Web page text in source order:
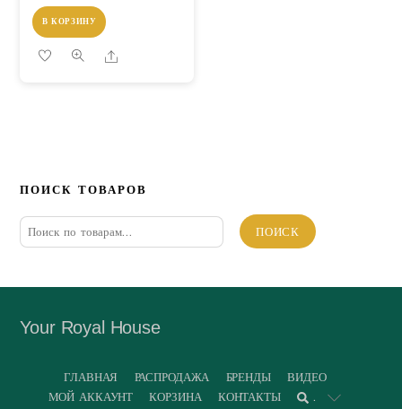
В КОРЗИНУ
Share
ПОИСК ТОВАРОВ
Искать:
ПОИСК
Your Royal House
ГЛАВНАЯ РАСПРОДАЖА БРЕНДЫ
ВИДЕО
МОЙ АККАУНТ
КОРЗИНА КОНТАКТЫ .